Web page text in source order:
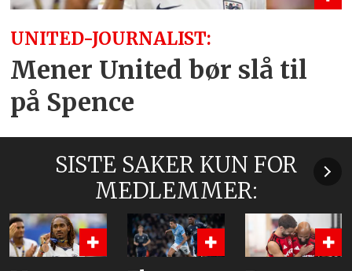
UNITED-JOURNALIST:
Mener United bør slå til
på Spence
SISTE SAKER KUN FOR
MEDLEMMER: